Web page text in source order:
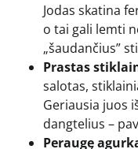
Jodas skatina
o tai gali lemti
„šaudančius”
Prastas
salotas,
Geriausia juos
dangtelius –
Peraugę